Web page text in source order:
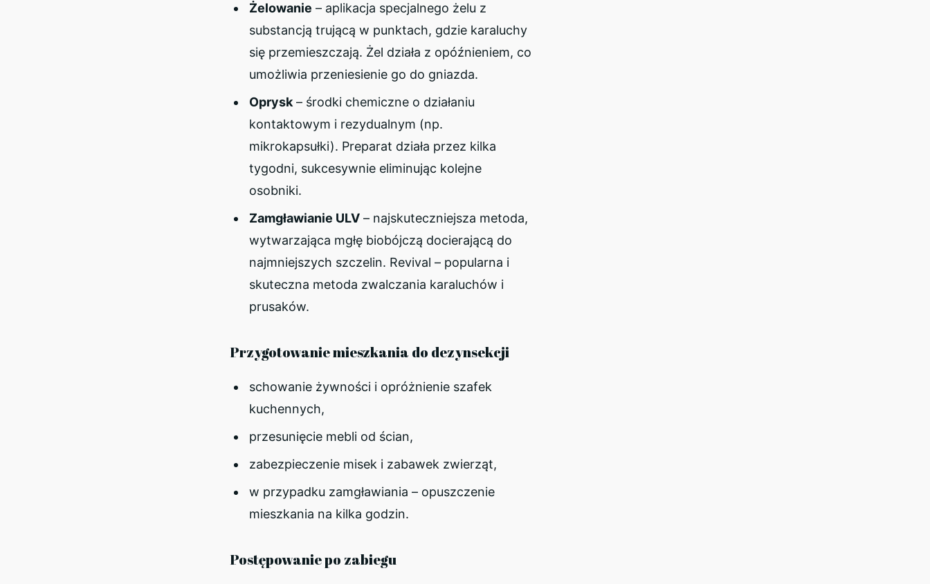
Żelowanie – aplikacja specjalnego żelu z
substancją trującą w punktach, gdzie karaluchy
się przemieszczają. Żel działa z opóźnieniem, co
umożliwia przeniesienie go do gniazda.
Oprysk– środki chemiczne o działaniu
kontaktowym i rezydualnym (np.
mikrokapsułki). Preparat działa przez kilka
tygodni, sukcesywnie eliminując kolejne
osobniki.
Zamgławianie ULV – najskuteczniejsza metoda,
wytwarzająca mgłę biobójczą docierającą do
najmniejszych szczelin. Revival – popularna i
skuteczna metoda zwalczania karaluchów i
prusaków.
Przygotowanie mieszkania do dezynsekcji
schowanie żywności i opróżnienie szafek
kuchennych,
przesunięcie mebli od ścian,
zabezpieczenie misek i zabawek zwierząt,
w przypadku zamgławiania – opuszczenie
mieszkania na kilka godzin.
Postępowanie po zabiegu